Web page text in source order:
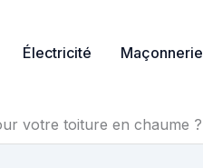
Électricité Maçonnerie
votre toiture en chaume ?